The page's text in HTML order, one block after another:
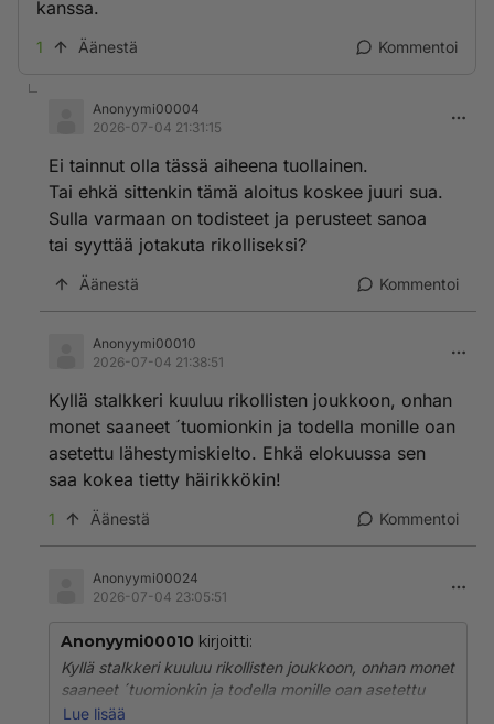
kanssa.
1 Äänestä Kommentoi
Anonyymi00004
2026-07-04 21:31:15
Ei tainnut olla tässä aiheena tuollainen.
Tai ehkä sittenkin tämä aloitus koskee juuri sua.
Sulla varmaan on todisteet ja perusteet sanoa
tai syyttää jotakuta rikolliseksi?
Äänestä Kommentoi
Anonyymi00010
2026-07-04 21:38:51
Kyllä stalkkeri kuuluu rikollisten joukkoon, onhan
monet saaneet ´tuomionkin ja todella monille oan
asetettu lähestymiskielto. Ehkä elokuussa sen
saa kokea tietty häirikkökin!
1 Äänestä Kommentoi
Anonyymi00024
2026-07-04 23:05:51
Anonyymi00010 kirjoitti:
Kyllä stalkkeri kuuluu rikollisten joukkoon, onhan monet
saaneet ´tuomionkin ja todella monille oan asetettu
lähestymiskielto. Ehkä elokuussa sen saa kokea tietty
Lue lisää